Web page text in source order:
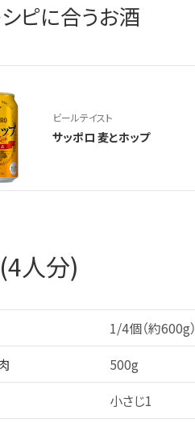
ピに合うお酒
ビールテイスト
サッポロ 麦とホップ
人分)
1/4個（約600g）
500g
小さじ1